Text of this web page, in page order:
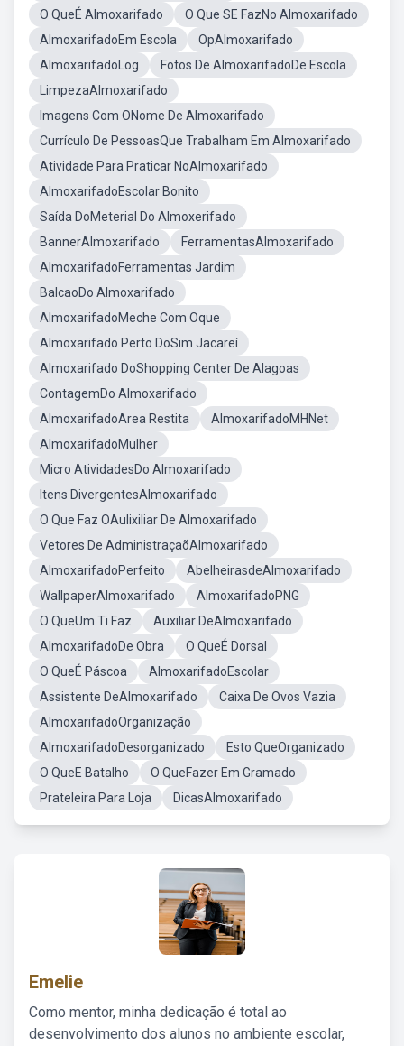
O QueÉ Almoxarifado
O Que SE FazNo Almoxarifado
AlmoxarifadoEm Escola
OpAlmoxarifado
AlmoxarifadoLog
Fotos De AlmoxarifadoDe Escola
LimpezaAlmoxarifado
Imagens Com ONome De Almoxarifado
Currículo De PessoasQue Trabalham Em Almoxarifado
Atividade Para Praticar NoAlmoxarifado
AlmoxarifadoEscolar Bonito
Saída DoMeterial Do Almoxerifado
BannerAlmoxarifado
FerramentasAlmoxarifado
AlmoxarifadoFerramentas Jardim
BalcaoDo Almoxarifado
AlmoxarifadoMeche Com Oque
Almoxarifado Perto DoSim Jacareí
Almoxarifado DoShopping Center De Alagoas
ContagemDo Almoxarifado
AlmoxarifadoArea Restita
AlmoxarifadoMHNet
AlmoxarifadoMulher
Micro AtividadesDo Almoxarifado
Itens DivergentesAlmoxarifado
O Que Faz OAulixiliar De Almoxarifado
Vetores De AdministraçaõAlmoxarifado
AlmoxarifadoPerfeito
AbelheirasdeAlmoxarifado
WallpaperAlmoxarifado
AlmoxarifadoPNG
O QueUm Ti Faz
Auxiliar DeAlmoxarifado
AlmoxarifadoDe Obra
O QueÉ Dorsal
O QueÉ Páscoa
AlmoxarifadoEscolar
Assistente DeAlmoxarifado
Caixa De Ovos Vazia
AlmoxarifadoOrganização
AlmoxarifadoDesorganizado
Esto QueOrganizado
O QueE Batalho
O QueFazer Em Gramado
Prateleira Para Loja
DicasAlmoxarifado
Emelie
Como mentor, minha dedicação é total ao
desenvolvimento dos alunos no ambiente escolar,